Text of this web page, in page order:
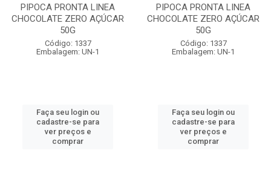
PIPOCA PRONTA LINEA
CHOCOLATE ZERO AÇÚCAR
50G
Código: 1337
Embalagem: UN-1
Faça seu login ou
cadastre-se para
ver preços e
comprar
PIPOCA PRONTA LINEA
CHOCOLATE ZERO AÇÚCAR
50G
Código: 1337
Embalagem: UN-1
Faça seu login ou
cadastre-se para
ver preços e
comprar